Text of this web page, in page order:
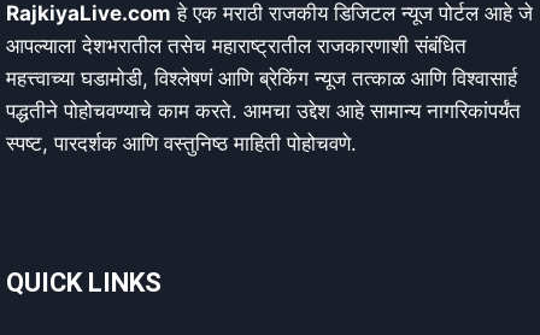
RajkiyaLive.com हे एक मराठी राजकीय डिजिटल न्यूज पोर्टल आहे जे
आपल्याला देशभरातील तसेच महाराष्ट्रातील राजकारणाशी संबंधित
महत्त्वाच्या घडामोडी, विश्लेषणं आणि ब्रेकिंग न्यूज तत्काळ आणि विश्वासार्ह
पद्धतीने पोहोचवण्याचे काम करते. आमचा उद्देश आहे सामान्य नागरिकांपर्यंत
स्पष्ट, पारदर्शक आणि वस्तुनिष्ठ माहिती पोहोचवणे.
QUICK LINKS